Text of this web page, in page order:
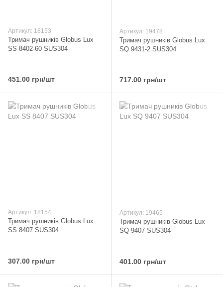
Артикул: 18153
Тримач рушників Globus Lux
SS 8402-60 SUS304
451.00 грн/шт
Артикул: 19478
Тримач рушників Globus Lux
SQ 9431-2 SUS304
717.00 грн/шт
Артикул: 18154
Тримач рушників Globus Lux
SS 8407 SUS304
307.00 грн/шт
Артикул: 19465
Тримач рушників Globus Lux
SQ 9407 SUS304
401.00 грн/шт